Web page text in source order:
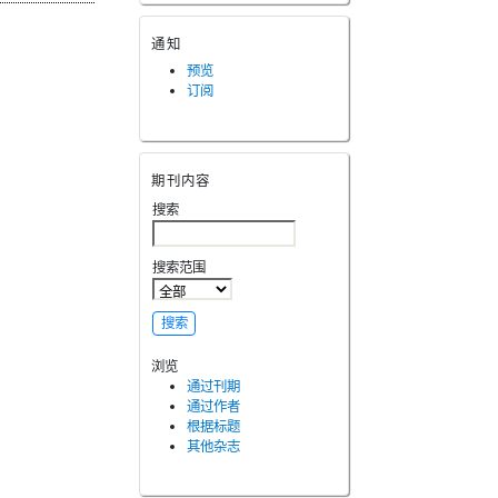
通知
预览
订阅
期刊内容
搜索
搜索范围
浏览
通过刊期
通过作者
根据标题
其他杂志